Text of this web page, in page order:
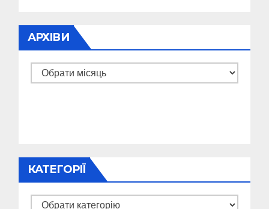
АРХІВИ
Архіви
КАТЕГОРІЇ
Категорії